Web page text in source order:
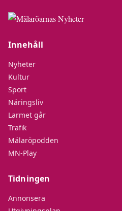
Innehåll
Nyheter
Kultur
Sport
Näringsliv
Larmet går
Trafik
Mälaröpodden
MN-Play
Tidningen
Annonsera